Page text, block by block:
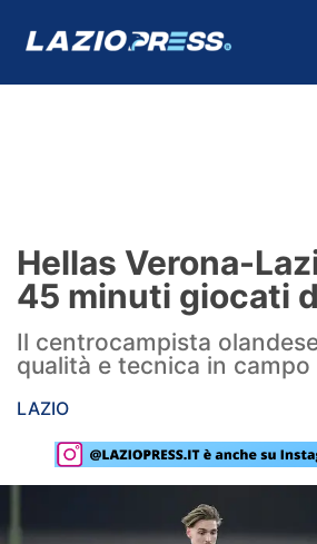
Formello
Infortuni
Primavera
Lazio Women
Rassegna Lazio
Hellas Verona-
45 minuti giocati
Il centrocampista
qualità e tecnica in campo
LAZIO